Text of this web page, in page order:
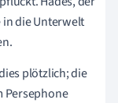
die Unterwelt
plötzlich; die
Persephone